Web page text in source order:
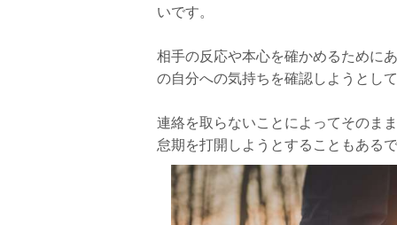
いです。
相手の反応や本心を確かめるために
の自分への気持ちを確認しようとし
連絡を取らないことによってそのま
怠期を打開しようとすることもある